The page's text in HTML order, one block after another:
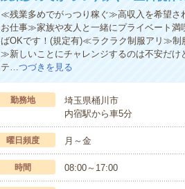
≪残業多めでがっつり稼ぐ≫高収入を希望さ
お仕事≫家族や友人と一緒にプライベート
ばOKです！(規定有)≪ラクラク制服アリ≫制
≫新しいことにチャレンジするのは不安だけ
テ… つづきを見る
勤務地
埼玉県桶川市
内宿駅から車5分
曜日頻度 月～金
時間 08:00～17:00